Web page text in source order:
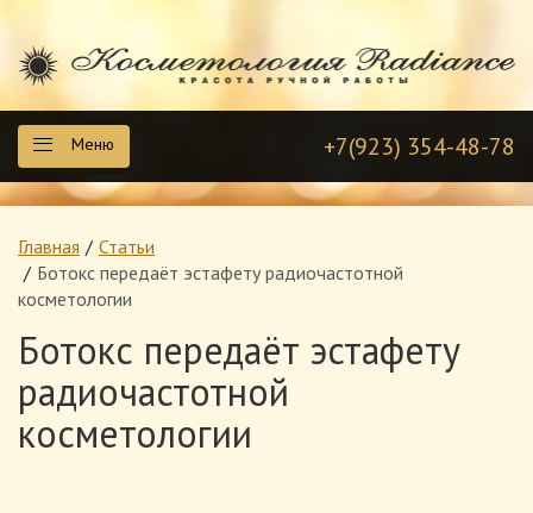
Меню +7(923) 354-48-78
Главная
Статьи
Ботокс передаёт эстафету радиочастотной
косметологии
Ботокс передаёт эстафету
радиочастотной
косметологии